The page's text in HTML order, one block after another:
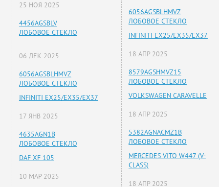
25 НОЯ 2025
4456AGSBLV
ЛОБОВОЕ СТЕКЛО
06 ДЕК 2025
6056AGSBLHMVZ
ЛОБОВОЕ СТЕКЛО
INFINITI EX25/EX35/EX37
17 ЯНВ 2025
4635AGN1B
ЛОБОВОЕ СТЕКЛО
DAF XF 105
10 МАР 2025
6056AGSBLHMVZ
ЛОБОВОЕ СТЕКЛО
INFINITI EX25/EX35/EX37
18 АПР 2025
8579AGSHMVZ15
ЛОБОВОЕ СТЕКЛО
VOLKSWAGEN CARAVELLE
18 АПР 2025
5382AGNACMZ1B
ЛОБОВОЕ СТЕКЛО
MERCEDES VITO W447 (V-
CLASS)
18 АПР 2025